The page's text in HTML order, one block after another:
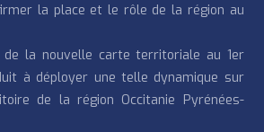
la place et le rôle de la région au
de la nouvelle carte territoriale au 1er
à déployer une telle dynamique sur
de la région Occitanie Pyrénées-